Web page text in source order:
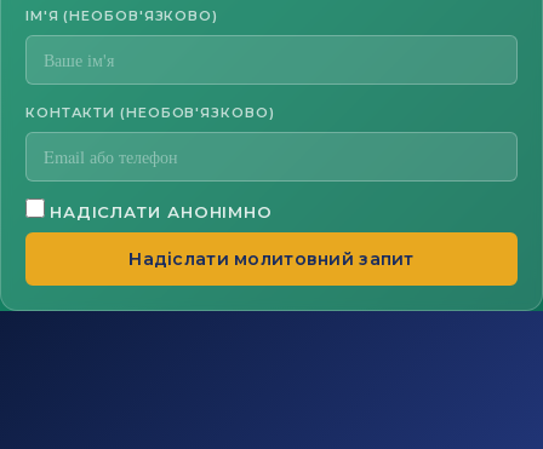
ІМ'Я (НЕОБОВ'ЯЗКОВО)
КОНТАКТИ (НЕОБОВ'ЯЗКОВО)
НАДІСЛАТИ АНОНІМНО
Надіслати молитовний запит